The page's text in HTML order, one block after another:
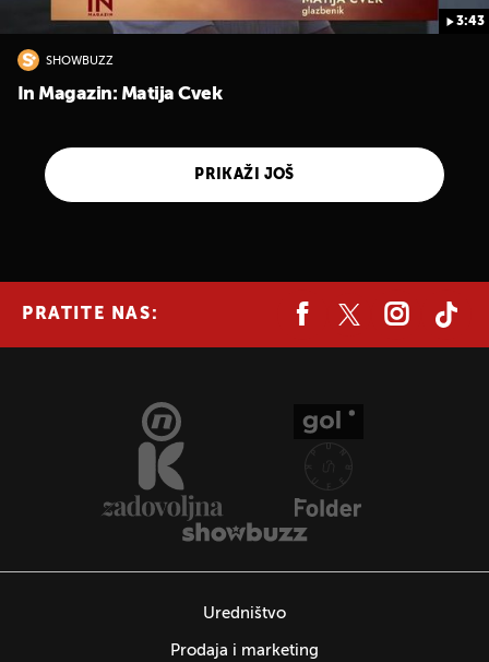
3:43
SHOWBUZZ
In Magazin: Matija Cvek
PRIKAŽI JOŠ
PRATITE NAS:
Uredništvo
Prodaja i marketing